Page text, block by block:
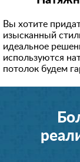
Вы хотите
изысканный
идеальное
используются
потолок будем